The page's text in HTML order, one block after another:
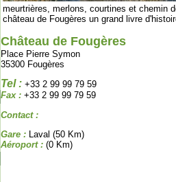
meurtrières, merlons, courtines et chemin
château de Fougères un grand livre
Château de Fougères
Place Pierre Symon
35300 Fougères
Tel : +33 2 99 99 79 59
Fax : +33 2 99 99 79 59
Contact :
Gare : Laval (50 Km)
Aéroport : (0 Km)